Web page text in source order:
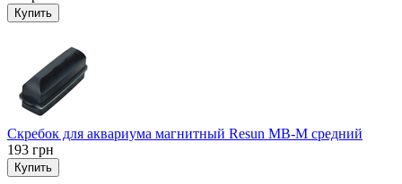
Купить
Скребок для аквариума магнитный Resun MB-M средний
193 грн
Купить